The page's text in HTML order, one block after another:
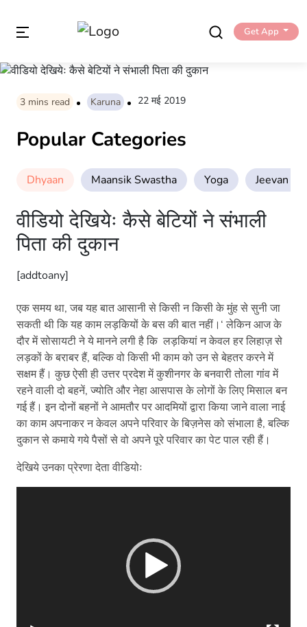
Get App
3 mins read Karuna 22 मई 2019
Popular Categories
Dhyaan Maansik Swastha Yoga Jeevan
वीडियो देखियेः कैसे बेटियों ने संभाली
पिता की दुकान
[addtoany]
एक समय था, जब यह बात आसानी से किसी न किसी के मुंह से सुनी जा
सकती थी कि यह काम लड़कियों के बस की बात नहीं।‘ लेकिन आज के
दौर में सोसायटी ने ये मानने लगी है कि लड़कियां न केवल हर लिहाज़ से
लड़कों के बराबर हैं, बल्कि वो किसी भी काम को उन से बेहतर करने में
सक्षम हैं। कुछ ऐसी ही उत्तर प्रदेश में कुशीनगर के बनवारी तोला गांव में
रहने वाली दो बहनें, ज्योति और नेहा आसपास के लोगों के लिए मिसाल बन
गई हैं। इन दोनों बहनों ने आमतौर पर आदमियों द्वारा किया जाने वाला नाई
का काम अपनाकर न केवल अपने परिवार के बिज़नेस को संभाला है, बल्कि
दुकान से कमाये गये पैसों से वो अपने पूरे परिवार का पेट पाल रही हैं।
देखिये उनका प्रेरणा देता वीडियोः